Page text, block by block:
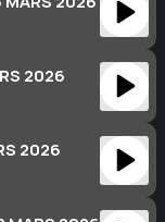
2026
2026